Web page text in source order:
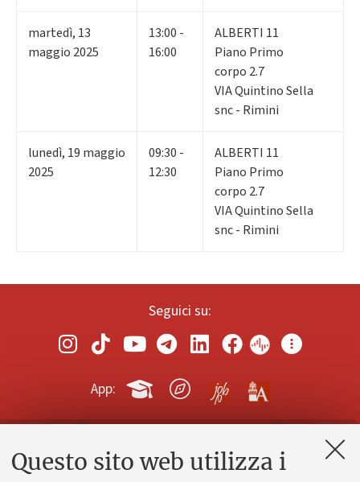
Questo sito web utilizza i
martedì, 13
maggio 2025
13:00 -
16:00
ALBERTI 11
Piano Primo
corpo 2.7
VIA Quintino Sella
snc - Rimini
lunedì, 19 maggio
2025
09:30 -
12:30
ALBERTI 11
Piano Primo
corpo 2.7
VIA Quintino Sella
snc - Rimini
Seguici su:
App:
Contatti e PEC